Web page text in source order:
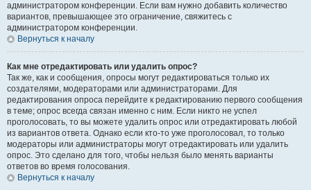
администратором конференции. Если вам нужно добавить количество
вариантов, превышающее это ограничение, свяжитесь с
администратором конференции.
Вернуться к началу
Как мне отредактировать или удалить опрос?
Так же, как и сообщения, опросы могут редактироваться только их
создателями, модераторами или администраторами. Для
редактирования опроса перейдите к редактированию первого сообщения
в теме; опрос всегда связан именно с ним. Если никто не успел
проголосовать, то вы можете удалить опрос или отредактировать любой
из вариантов ответа. Однако если кто-то уже проголосовал, то только
модераторы или администраторы могут отредактировать или удалить
опрос. Это сделано для того, чтобы нельзя было менять варианты
ответов во время голосования.
Вернуться к началу